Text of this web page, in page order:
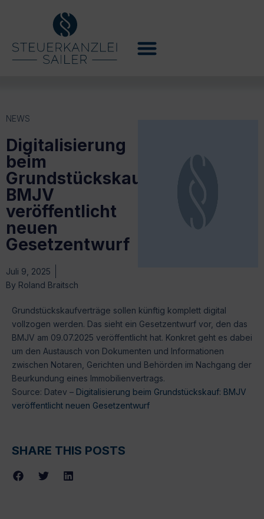
NEWS
Digitalisierung
beim
Grundstückskauf:
BMJV
veröffentlicht
neuen
Gesetzentwurf
Juli 9, 2025
By Roland Braitsch
Grundstückskaufverträge sollen künftig komplett digital
vollzogen werden. Das sieht ein Gesetzentwurf vor, den das
BMJV am 09.07.2025 veröffentlicht hat. Konkret geht es dabei
um den Austausch von Dokumenten und Informationen
zwischen Notaren, Gerichten und Behörden im Nachgang der
Beurkundung eines Immobilienvertrags.
Source: Datev – Digitalisierung beim Grundstückskauf: BMJV
veröffentlicht neuen Gesetzentwurf
SHARE THIS POSTS